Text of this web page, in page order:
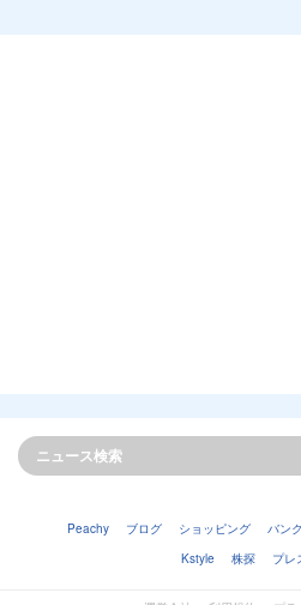
Peachy ブログ ショッピング バンク
Kstyle
株探 プレ